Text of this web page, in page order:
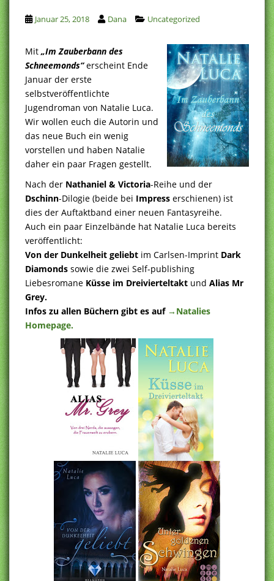
Januar 25, 2018 Dana Uncategorized
Mit „Im Zauberbann des
Schneemonds“erscheint Ende
Januar der erste
selbstveröffentlichte
Jugendroman von Natalie Luca.
Wir wollen euch die Autorin und
das neue Buch ein wenig
vorstellen und haben Natalie
daher ein paar Fragen gestellt.
Nach der Nathaniel & Victoria-Reihe und der
Dschinn-Dilogie (beide bei Impress erschienen) ist
dies der Auftaktband einer neuen Fantasyreihe.
Auch ein paar Einzelbände hat Natalie Luca bereits
veröffentlicht:
Von der Dunkelheit geliebt im Carlsen-Imprint Dark
Diamonds sowie die zwei Self-publishing
Liebesromane Küsse im Dreivierteltakt und Alias Mr
Grey.
Infos zu allen Büchern gibt es auf →Natalies
Homepage.